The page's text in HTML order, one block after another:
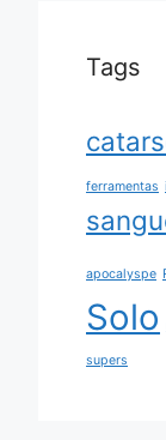
Tags
ferramentas
apocalyspe
Solo
supers